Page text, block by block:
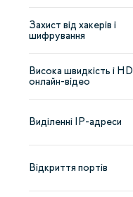
Захист від хакерів і
шифрування
Висока швидкість і HD
онлайн-відео
Виділенні IP-адреси
Відкриття портів